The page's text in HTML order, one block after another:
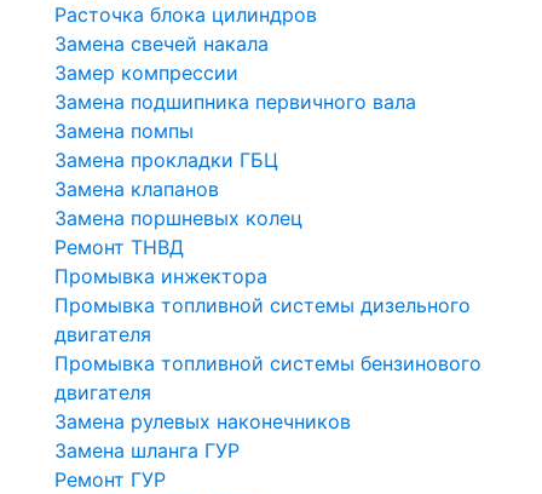
Расточка блока цилиндров
Замена свечей накала
Замер компрессии
Замена подшипника первичного вала
Замена помпы
Замена прокладки ГБЦ
Замена клапанов
Замена поршневых колец
Ремонт ТНВД
Промывка инжектора
Промывка топливной системы дизельного
двигателя
Промывка топливной системы бензинового
двигателя
Замена рулевых наконечников
Замена шланга ГУР
Ремонт ГУР